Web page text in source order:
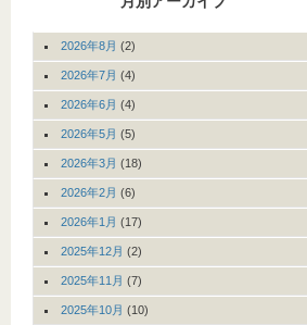
2026年8月 (2)
2026年7月 (4)
2026年6月 (4)
2026年5月 (5)
2026年3月 (18)
2026年2月 (6)
2026年1月 (17)
2025年12月 (2)
2025年11月 (7)
2025年10月 (10)